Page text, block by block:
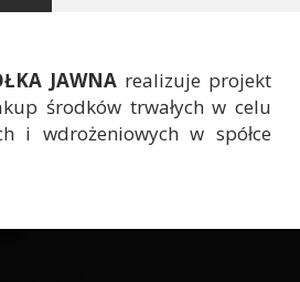
JAWNArealizuje projekt
środków trwałych w celu
i wdrożeniowych w spółce